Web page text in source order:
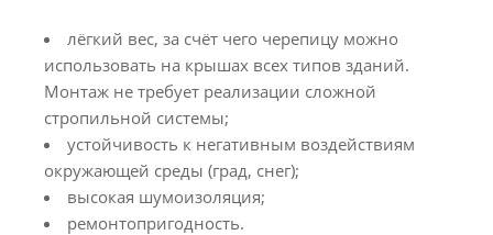
лёгкий вес, за счёт чего черепицу можно
использовать на крышах всех типов зданий.
Монтаж не требует реализации сложной
стропильной системы;
устойчивость к негативным воздействиям
окружающей среды (град, снег);
высокая шумоизоляция;
ремонтопригодность.